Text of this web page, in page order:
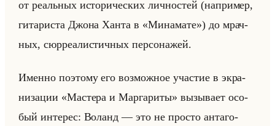
от ре­альных ис­то­ри­че­ских лич­но­стей (на­при­мер,
ги­та­ри­ста Джона Ханта в «Минамате») до мрач­
ных, сюр­ре­али­стич­ных пер­со­на­жей.
Имен­но по­это­му его воз­мож­ное уча­стие в экра­
ни­за­ции «Мастера и Маргариты» вы­зы­ва­ет осо­
бый ин­те­рес: Во­ланд — это не про­сто ан­та­го­